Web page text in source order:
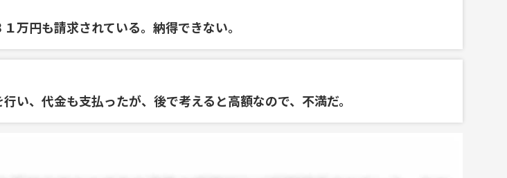
万円も請求されている。納得できない。
い、代金も支払ったが、後で考えると高額なので、不満だ。